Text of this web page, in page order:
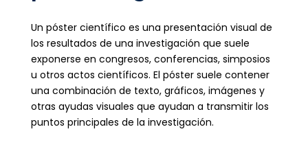
Un póster científico es una presentación visual de
los resultados de una investigación que suele
exponerse en congresos, conferencias, simposios
u otros actos científicos. El póster suele contener
una combinación de texto, gráficos, imágenes y
otras ayudas visuales que ayudan a transmitir los
puntos principales de la investigación.